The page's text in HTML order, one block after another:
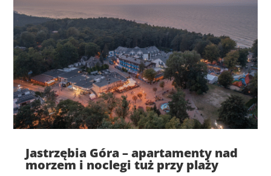
Jastrzębia Góra – apartamenty nad
morzem i noclegi tuż przy plaży